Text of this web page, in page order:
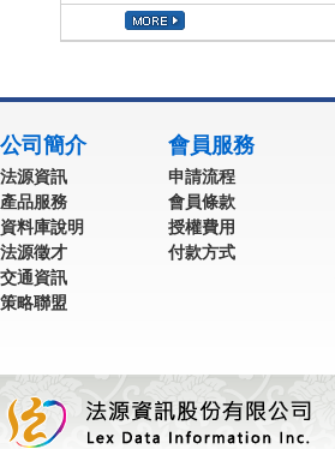
公司簡介
法源資訊
產品服務
資料庫說明
法源徵才
交通資訊
策略聯盟
會員服務
申請流程
會員條款
授權費用
付款方式